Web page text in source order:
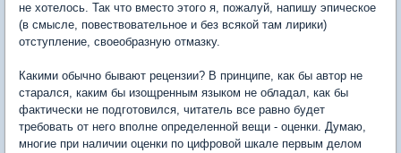
не хотелось. Так что вместо этого я, пожалуй, напишу эпическое
(в смысле, повествовательное и без всякой там лирики)
отступление, своеобразную отмазку.
Какими обычно бывают рецензии? В принципе, как бы автор не
старался, каким бы изощренным языком не обладал, как бы
фактически не подготовился, читатель все равно будет
требовать от него вполне определенной вещи - оценки. Думаю,
многие при наличии оценки по цифровой шкале первым делом